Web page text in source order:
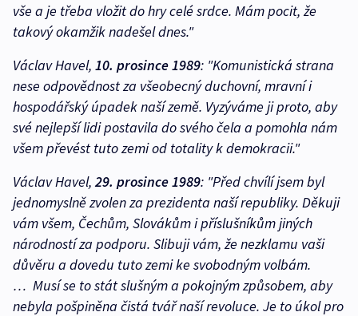
vše a je třeba vložit do hry celé srdce. Mám pocit, že
takový okamžik nadešel dnes."
Václav Havel, 10. prosince 1989: "Komunistická strana
nese odpovědnost za všeobecný duchovní, mravní i
hospodářský úpadek naší země. Vyzýváme ji proto, aby
své nejlepší lidi postavila do svého čela a pomohla nám
všem převést tuto zemi od totality k demokracii."
Václav Havel,29. prosince 1989: "Před chvílí jsem byl
jednomyslně zvolen za prezidenta naší republiky. Děkuji
vám všem, Čechům, Slovákům i příslušníkům jiných
národností za podporu. Slibuji vám, že nezklamu vaši
důvěru a dovedu tuto zemi ke svobodným volbám.
… Musí se to stát slušným a pokojným způsobem, aby
nebyla pošpiněna čistá tvář naší revoluce. Je to úkol pro